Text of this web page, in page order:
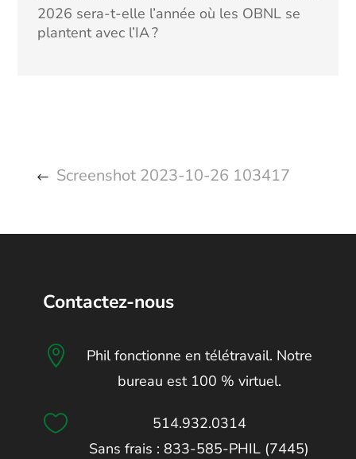
2026 sera-t-elle l’année où les OBNL se
plantent avec l’IA ?
Screenshot 2023-10-26 103417
Contactez-nous

Phil fonctionne en télétravail. Notre
bureau est 100 % virtuel.

514.932.0314
Sans frais : 833-585-PHIL (7445)